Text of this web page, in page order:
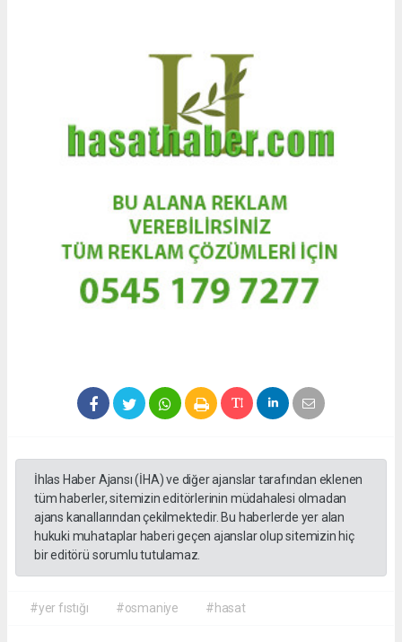
İhlas Haber Ajansı (İHA) ve diğer ajanslar tarafından eklenen
tüm haberler, sitemizin editörlerinin müdahalesi olmadan
ajans kanallarından çekilmektedir. Bu haberlerde yer alan
hukuki muhataplar haberi geçen ajanslar olup sitemizin hiç
bir editörü sorumlu tutulamaz.
#yer fıstığı #osmaniye #hasat